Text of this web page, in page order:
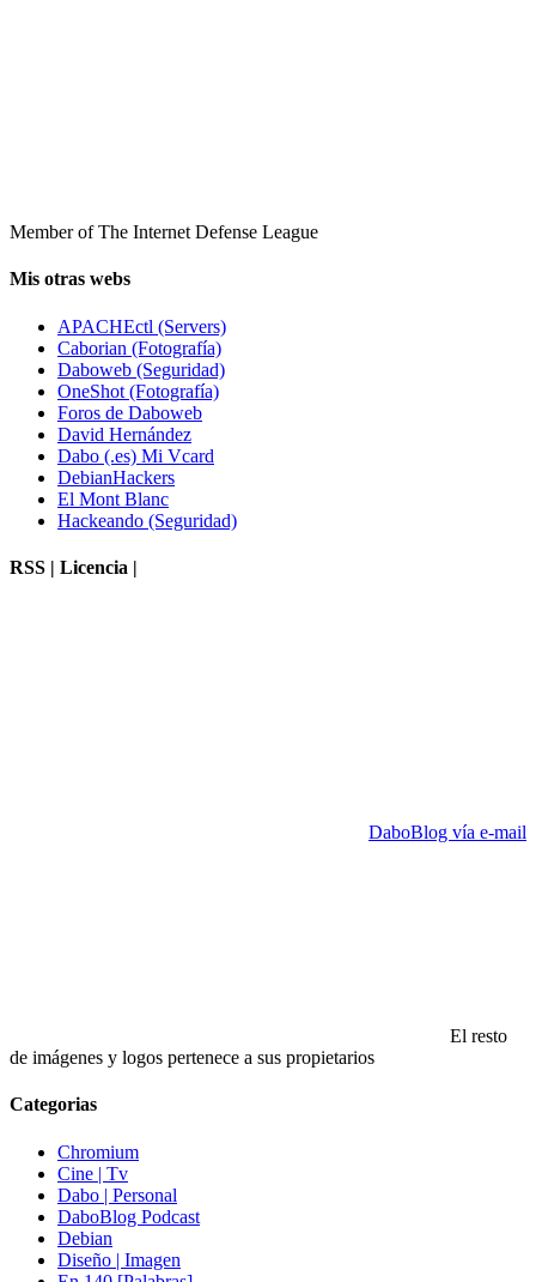
Member of The Internet Defense League
Mis otras webs
APACHEctl (Servers)
Caborian (Fotografía)
Daboweb (Seguridad)
OneShot (Fotografía)
Foros de Daboweb
David Hernández
Dabo (.es) Mi Vcard
DebianHackers
El Mont Blanc
Hackeando (Seguridad)
RSS | Licencia |
DaboBlog vía e-mail
El resto
de imágenes y logos pertenece a sus propietarios
Categorias
Chromium
Cine | Tv
Dabo | Personal
DaboBlog Podcast
Debian
Diseño | Imagen